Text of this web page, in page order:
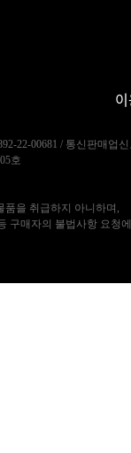
22-00681 / 통신판매업
호
품을 취급하지 아니하며,
구매자의 불법사항 요청